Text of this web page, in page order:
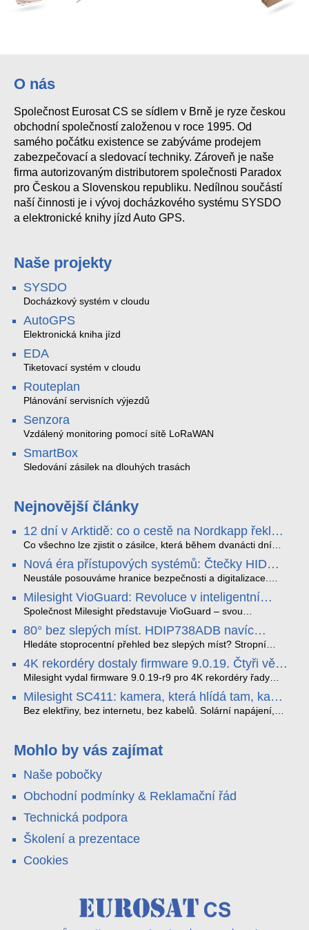
O nás
Společnost Eurosat CS se sídlem v Brně je ryze českou
obchodní společností založenou v roce 1995. Od
samého počátku existence se zabýváme prodejem
zabezpečovací a sledovací techniky. Zároveň je naše
firma autorizovaným distributorem společnosti Paradox
pro Českou a Slovenskou republiku. Nedílnou součástí
naší činnosti je i vývoj docházkového systému SYSDO
a elektronické knihy jízd Auto GPS.
Naše projekty
SYSDO
Docházkový systém v cloudu
AutoGPS
Elektronická kniha jízd
EDA
Tiketovací systém v cloudu
Routeplan
Plánování servisních výjezdů
Senzora
Vzdálený monitoring pomocí sítě LoRaWAN
SmartBox
Sledování zásilek na dlouhých trasách
Nejnovější články
12 dní v Arktidě: co o cestě na Nordkapp řekla
data ze SMARTBOX 2 MAX
Co všechno lze zjistit o zásilce, která během dvanácti dní
projede Arktidou? SMARTBOX 2 MAX jsme vzali na trasu z
Tromsø přes Lofoty, Kirunu a finské Laponsko až na
Nordkapp. Bez jediného dobití, v mrazu až −13 °C a mimo
otřesy i náklon. Výsledkem není jen čára na mapě, ale
podrobný datový příběh celé cesty.
Nová éra přístupových systémů: Čtečky HID
Signo
Neustále posouváme hranice bezpečnosti a digitalizace.
v oblasti kontroly přístupu – moderní a vysoce univerzální
čtečky HID Signo.
Milesight VioGuard: Revoluce v inteligentní
detekci dopravních přestupků
Společnost Milesight představuje VioGuard – svou
dopravních přestupků. Tento systém, poháněný
sofistikovanými algoritmy umělé inteligence (AI), je navržen
tak, aby poskytoval komplexní nástroje pro vymáhání
dopravních předpisů, zvyšoval bezpečnost na silnicích a
optimalizoval plynulost dopravy v moderních městech.
80° bez slepých míst. HDIP738ADB navíc
streamuje na YouTube – bez PC.
Hledáte stoprocentní přehled bez slepých míst? Stropní
panoramatická kamera HDIP738ADB skládá obraz ze dvou
4MP senzorů SONY do jednoho čistého 180° záběru bez
zkreslení. K tomu přidává AI detekci osob a vozidel,
YouTube – bez běžícího počítače.
4K rekordéry dostaly firmware 9.0.19. Čtyři věci,
které musíte vědět.
Milesight vydal firmware 9.0.19-r9 pro 4K rekordéry řady
které vám zjednoduší práci – a jedna z nich vám ušetří
spoustu zbytečných výjezdů k zákazníkům.
Milesight SC411: kamera, která hlídá tam, kam
kabel nedosáhne
Bez elektřiny, bez internetu, bez kabelů. Solární napájení,
váš telefon. Podívejte se na video.
Mohlo by vás zajímat
Naše pobočky
Obchodní podmínky & Reklamační řád
Technická podpora
Školení a prezentace
Cookies